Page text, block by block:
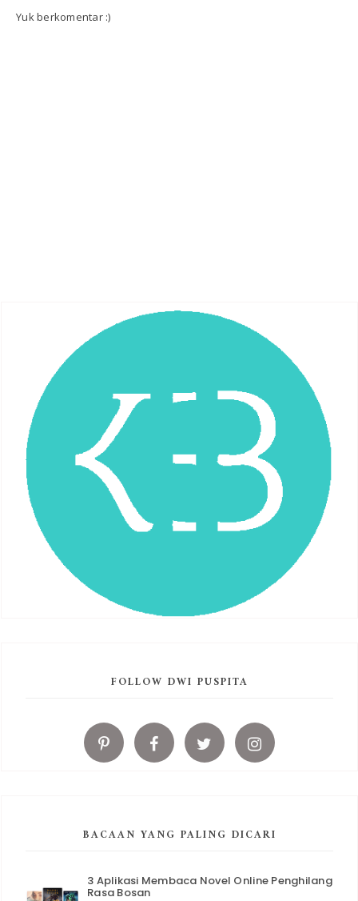
Yuk berkomentar :)
FOLLOW DWI PUSPITA
BACAAN YANG PALING DICARI
3 Aplikasi Membaca Novel Online Penghilang
Rasa Bosan